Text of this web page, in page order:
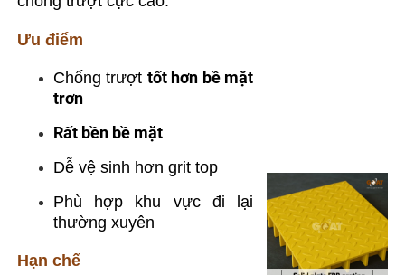
Ưu điểm
Chống trượt tốt hơn bề mặt
trơn
Rất bền bề mặt
Dễ vệ sinh hơn grit top
Phù hợp khu vực đi lại
thường xuyên
Hạn chế